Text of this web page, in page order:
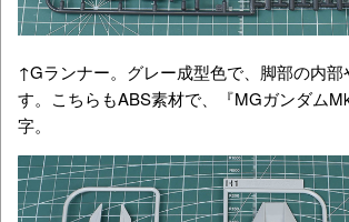
↑Gランナー。グレー成型色で、脚部の内
す。こちらもABS素材で、『MGガンダム
字。